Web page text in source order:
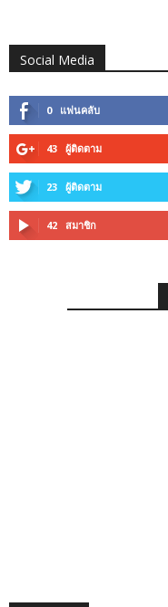
Social Media
0 แฟนคลับ
43 ผู้ติดตาม
23 ผู้ติดตาม
42 สมาชิก